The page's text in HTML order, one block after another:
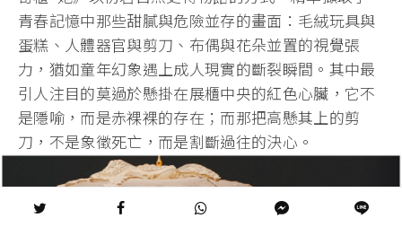
青春記憶中那些甜膩與危險並存的畫面：毛絨玩具與
蛋糕、人體器官與剪刀、布偶與花朵並置的視覺張
力，猶如童年幻象遇上成人現實的斷裂瞬間。其中最
引人注目的莫過於懸掛在展櫃中央的紅色心臟，它不
是隱喻，而是赤裸裸的存在；而那把高懸其上的剪
刀，不是象徵死亡，而是割斷過往的決心。